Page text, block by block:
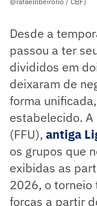
Desde a
passou a ter
divididos em
deixaram de
forma
estabelecido.
(FFU), antiga
os grupos que
exibidas as
2026, o torneio
forças a partir